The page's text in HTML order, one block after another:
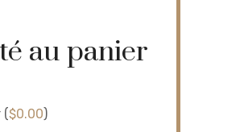
au panier
($0.00)